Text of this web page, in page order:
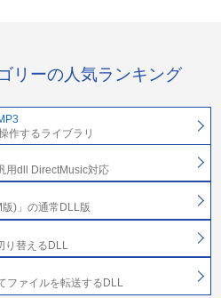
リーの人気ランキング
作するライブラリ
用dll DirectMusic対応
)」の通常DLL版
り替えるDLL
ファイルを転送するDLL